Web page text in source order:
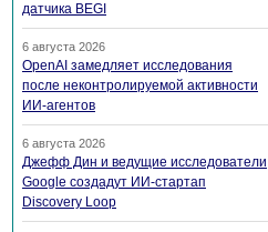
датчика BEGI
6 августа 2026
OpenAI замедляет исследования
после неконтролируемой активности
ИИ-агентов
6 августа 2026
Джефф Дин и ведущие исследователи
Google создадут ИИ-стартап
Discovery Loop